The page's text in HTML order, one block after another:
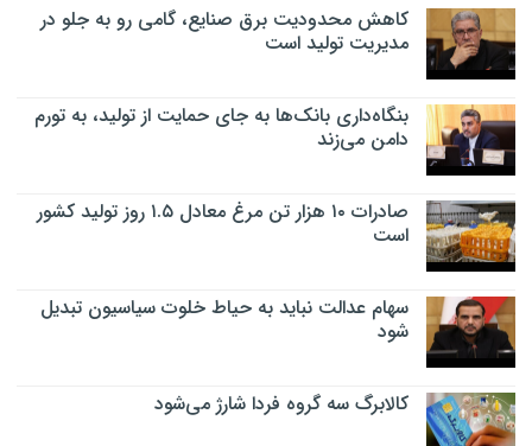
کاهش محدودیت برق صنایع، گامی رو به جلو در
مدیریت تولید است
بنگاه‌داری بانک‌ها به جای حمایت از تولید، به تورم
دامن می‌زند
صادرات ۱۰ هزار تن مرغ معادل ۱.۵ روز تولید کشور
است
سهام عدالت نباید به حیاط خلوت سیاسیون تبدیل
شود
کالابرگ سه گروه فردا شارژ می‌شود